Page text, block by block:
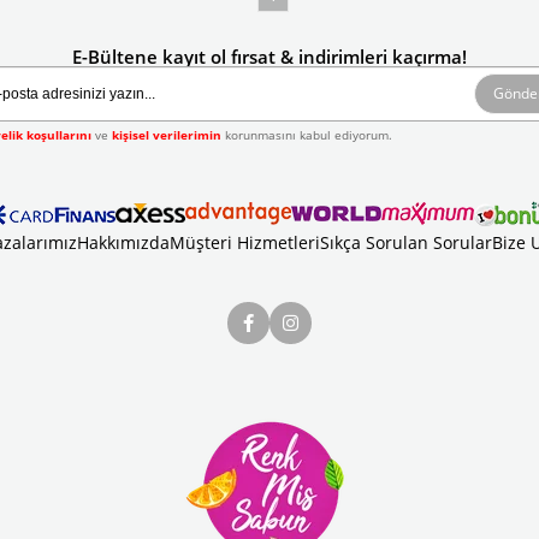
E-Bültene kayıt ol fırsat & indirimleri kaçırma!
koşullarını ve kişisel verilerimin korunmasını kabul ediyorum.
HakkımızdaMüşteri HizmetleriSıkça Sorulan SorularBize